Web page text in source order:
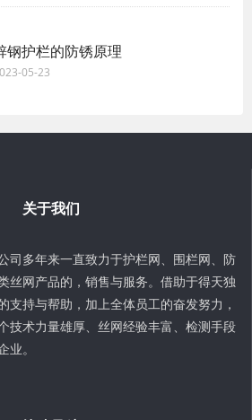
钢护栏的防锈原理
05-23
关于我们
司多年来一直致力于护栏网、围栏网、防
丝网产品的，销售与服务。借助于得天独
支持与帮助，加上全体员工的奋发努力，
技术力量雄厚、丝网经验丰富、检测手段
。